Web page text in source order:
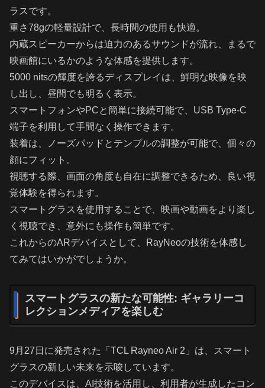
ラスです。
重さ78gの軽量設計で、長時間の使用も快適。
内蔵スピーカーからは迫力のあるサウンドが流れ、まるで
映画館にいるかのような体感を提供します。
5000 nitsの輝度を誇るディスプレイは、鮮明な映像を映
し出し、昼間でも明るく表示。
スマートフォンやPCと簡単に接続可能で、USB Type-C
端子を利用して手間なく操作できます。
装着は、ノーズパッドとテンプルの調整が可能で、個々の
顔にフィット。
視聴する際、画面の角度も自在に調整できるため、良い視
覚体験を得られます。
スマートグラスを使用することで、映画や動画をより楽し
く視聴でき、意外にも操作も簡単です。
これからのARデバイスとして、RayNeoの技術を体感し
てみてはいかがでしょうか。
スマートグラスの新たな可能性: ギャラリーコ
レクションメディアを楽しむ
9月27日に発売された「TCL Rayneo Air 2」は、スマート
グラスの新しい未来を示唆しています。
このデバイスは、AI技術を活用し、利用者が生成したコン